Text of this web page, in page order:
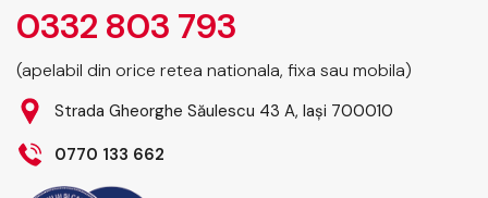
0332 803 793
(apelabil din orice retea nationala, fixa sau mobila)
Strada Gheorghe Săulescu 43 A, Iași 700010
0770 133 662